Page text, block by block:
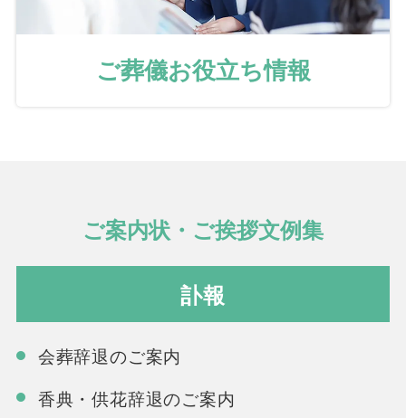
ご葬儀お役立ち情報
ご案内状・ご挨拶文例集
訃報
会葬辞退のご案内
香典・供花辞退のご案内